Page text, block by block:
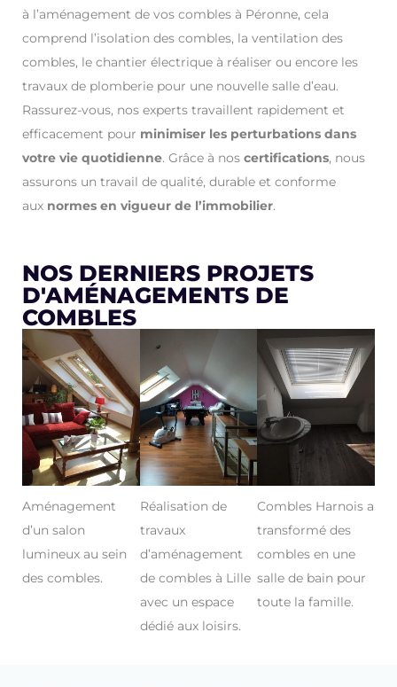
à l’aménagement de vos combles à Péronne, cela
comprend l’isolation des combles, la ventilation des
combles, le chantier électrique à réaliser ou encore les
travaux de plomberie pour une nouvelle salle d’eau.
Rassurez-vous, nos experts travaillent rapidement et
efficacement pour minimiser les perturbations dans
votre vie quotidienne. Grâce à nos certifications, nous
assurons un travail de qualité, durable et conforme
aux normes en vigueur de l’immobilier.
NOS DERNIERS PROJETS
D'AMÉNAGEMENTS DE
COMBLES
Aménagement
d’un salon
lumineux au sein
des combles.
Réalisation de
travaux
d’aménagement
de combles à Lille
avec un espace
dédié aux loisirs.
Combles Harnois a
transformé des
combles en une
salle de bain pour
toute la famille.